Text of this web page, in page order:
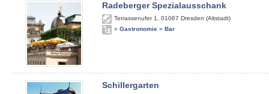
Radeberger Spezialausschank
Terrassenufer 1 01067 Dresden (Altstadt)
» Gastronomie » Bar
Schillergarten